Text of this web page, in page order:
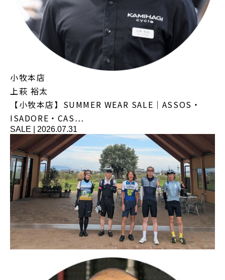
小牧本店
上萩 裕太
【小牧本店】SUMMER WEAR SALE｜ASSOS・
ISADORE・CAS…
SALE 2026.07.31